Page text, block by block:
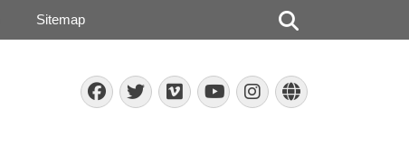
Facebook
Twitter
Vimeo
YouTube
Instagram
Website
Sitemap